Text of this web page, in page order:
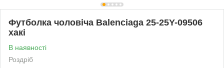
Футболка чоловіча Balenciaga 25-25Y-09506
хакі
В наявності
Роздріб